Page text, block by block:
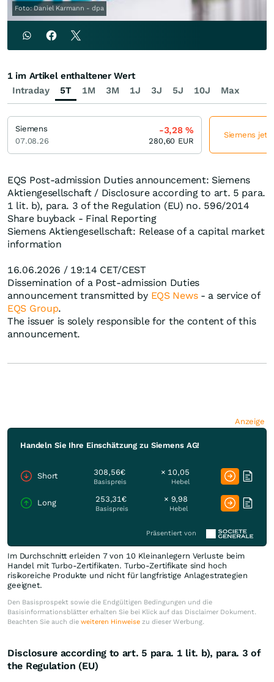
Foto: Daniel Karmann - dpa
EQS Post-admission Duties announcement: Siemens
Aktiengesellschaft / Disclosure according to art. 5 para.
1 lit. b), para. 3 of the Regulation (EU) no. 596/2014
Share buyback - Final Reporting
Siemens Aktiengesellschaft: Release of a capital market
information
16.06.2026 / 19:14 CET/CEST
Dissemination of a Post-admission Duties
announcement transmitted by EQS News- a service of
EQS Group.
The issuer is solely responsible for the content of this
announcement.
Anzeige
Handeln Sie Ihre Einschätzung zu Siemens AG!
Short 308,56€
Basispreis
× 10,05
Hebel
Long 253,31€
Basispreis
× 9,98
Hebel
Präsentiert von
Im Durchschnitt erleiden 7 von 10 Kleinanlegern Verluste beim
Handel mit Turbo-Zertifikaten. Turbo-Zertifikate sind hoch
risikoreiche Produkte und nicht für langfristige Anlagestrategien
geeignet.
Den Basisprospekt sowie die Endgültigen Bedingungen und die
Basisinformationsblätter erhalten Sie bei Klick auf das Disclaimer Dokument.
Beachten Sie auch die weiteren Hinweise zu dieser Werbung.
Disclosure according to art. 5 para. 1 lit. b), para. 3 of
the Regulation (EU)
Intraday 5T 1M 3M 1J 3J 5J 10J Max
1 im Artikel enthaltener Wert
Siemens
07.08.26
-3,28%
280,60 EUR
Siemens